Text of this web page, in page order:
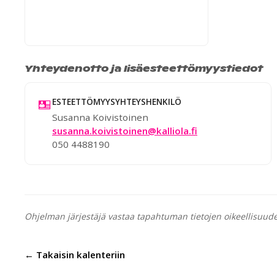
Yhteydenotto ja lisäesteettömyystiedot
ESTEETTÖMYYSYHTEYSHENKILÖ
Susanna Koivistoinen
susanna.koivistoinen@kalliola.fi
050 4488190
Ohjelman järjestäjä vastaa tapahtuman tietojen
← Takaisin kalenteriin